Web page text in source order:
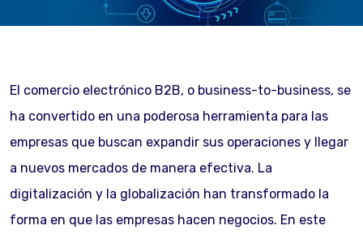
El comercio electrónico B2B, o business-to-business, se
ha convertido en una poderosa herramienta para las
empresas que buscan expandir sus operaciones y llegar
a nuevos mercados de manera efectiva. La
digitalización y la globalización han transformado la
forma en que las empresas hacen negocios. En este